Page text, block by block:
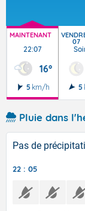
MAINTENANT
22:07
16°
5 km/h
07
5
Pluie dans
Pas de
22 : 05